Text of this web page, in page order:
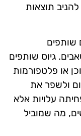
תוצאות
שותפים
גיוס שותפים
או פלטפורמות
ולשפר את
עלויות אלא
מה שמוביל